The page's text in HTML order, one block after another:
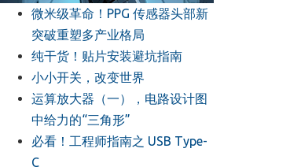
微米级革命！PPG 传感器头部新
突破重塑多产业格局
纯干货！贴片安装避坑指南
小小开关，改变世界
运算放大器（一），电路设计图
中给力的“三角形”
必看！工程师指南之 USB Type-
C